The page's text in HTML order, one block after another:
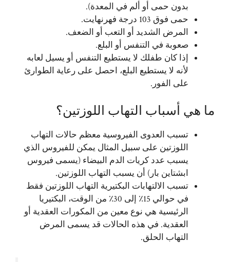
بدون حمى أو ألم في المعدة).
حمى فوق 103 درجة فهرنهايت.
المرض الشديد أو التعب أو الضعف.
صعوبة في التنفس أو البلع.
إذا كان طفلك لا يستطيع التنفس أو يسيل لعابه
لأنه لا يستطيع البلع، احصل على رعاية الطوارئ
على الفور.
ما هي أسباب التهاب اللوزتين؟
تسبب العدوى الفيروسية معظم حالات التهاب
اللوزتين على سبيل المثال يمكن للفيروس الذي
يسبب عدد كريات الدم البيضاء (يسمى فيروس
ابشتاين بار) أن يسبب التهاب اللوزتين.
تسبب الالتهابات البكتيرية التهاب اللوزتين فقط
في حوالي 15٪ إلى 30٪ من الوقت، البكتيريا
الرئيسية هي نوع معين من المكورات العقدية أو
العقدية. في هذه الحالات قد يسمى المرض
التهاب الحلق.